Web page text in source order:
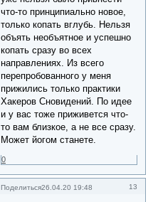
что-то принципиально новое,
только копать вглубь. Нельзя
объять необъятное и успешно
копать сразу во всех
направлениях. Из всего
перепробованного у меня
прижились только практики
Хакеров Сновидений. По идее
и у вас тоже приживется что-
то вам близкое, а не все сразу.
Может йогом станете.
0
Поделиться 13
26.04.20 19:48